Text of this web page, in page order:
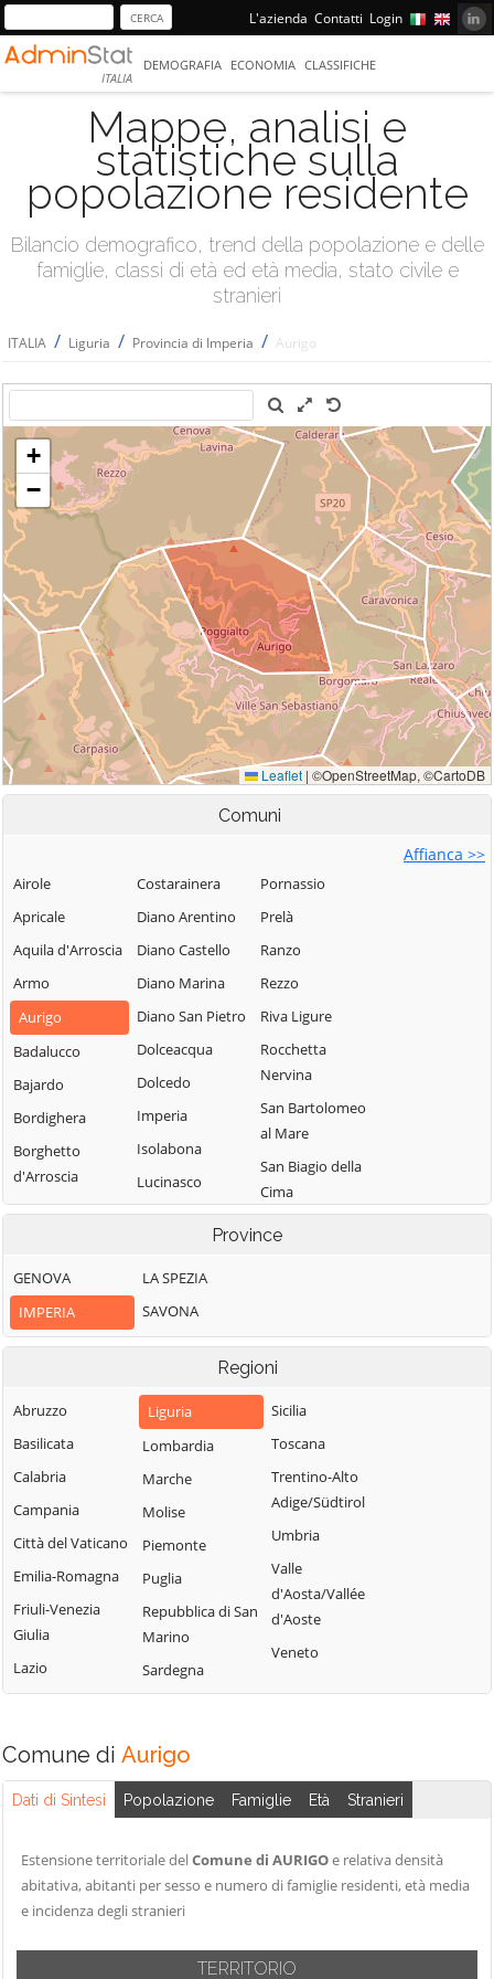
L'azienda Contatti Login
ITALIA
DEMOGRAFIA ECONOMIA CLASSIFICHE
Mappe, analisi e
statistiche sulla
popolazione residente
Bilancio demografico, trend della popolazione e delle
famiglie, classi di età ed età media, stato civile e
stranieri
ITALIA / Liguria / Provincia di Imperia / Aurigo
Comuni
Affianca >>
Airole
Apricale
Aquila d'Arroscia
Armo
Aurigo
Badalucco
Bajardo
Bordighera
Borghetto
d'Arroscia
Borgomaro
Caravonica
Castel Vittorio
Castellaro
Cervo
Cesio
Chiusanico
Chiusavecchia
Cipressa
Civezza
Cosio d'Arroscia
Costarainera
Diano Arentino
Diano Castello
Diano Marina
Diano San Pietro
Dolceacqua
Dolcedo
Imperia
Isolabona
Lucinasco
Mendatica
Molini di Triora
Montalto
Carpasio
Montegrosso
Olivetta San
Michele
Ospedaletti
Perinaldo
Pietrabruna
Pieve di Teco
Pigna
Pompeiana
Pornassio
Prelà
Ranzo
Rezzo
Riva Ligure
Rocchetta
Nervina
San Bartolomeo
al Mare
San Biagio della
Cima
Mare
Seborga
Soldano
Taggia
Terzorio
Triora
Vallebona
Vallecrosia
Province
GENOVA
IMPERIA
LA SPEZIA
SAVONA
Regioni
Abruzzo
Basilicata
Calabria
Campania
Città del Vaticano
Emilia-Romagna
Friuli-Venezia
Giulia
Lazio
Liguria
Lombardia
Marche
Molise
Piemonte
Puglia
Repubblica di San
Marino
Sardegna
Sicilia
Toscana
Trentino-Alto
Adige/Südtirol
Umbria
Valle
d'Aosta/Vallée
d'Aoste
Veneto
Comune di Aurigo
Dati di Sintesi Popolazione Famiglie Età Stranieri
Estensione territoriale delComune di AURIGOe relativa densità
abitativa, abitanti per sesso e numero di famiglie residenti, età media
e incidenza degli stranieri
TERRITORIO